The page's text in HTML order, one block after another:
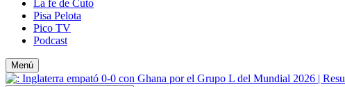
La fe de Cuto
Pisa Pelota
Pico TV
Podcast
Menú